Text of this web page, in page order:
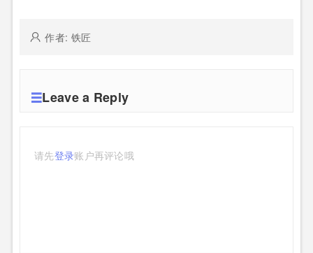
作者: 铁匠
Leave a Reply
请先登录账户再评论哦